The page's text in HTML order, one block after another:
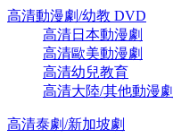
高清動漫劇/幼教 DVD
高清日本動漫劇
高清歐美動漫劇
高清幼兒教育
高清大陸/其他動漫劇
高清泰劇/新加坡劇